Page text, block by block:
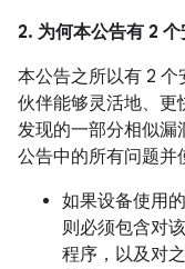
2. 为何本公告有 2
本公告之所以有 2
伙伴能够灵活地、更
发现的一部分相似漏
公告中的所有问题并
如果设备使用
则必须包含对
程序，以及对